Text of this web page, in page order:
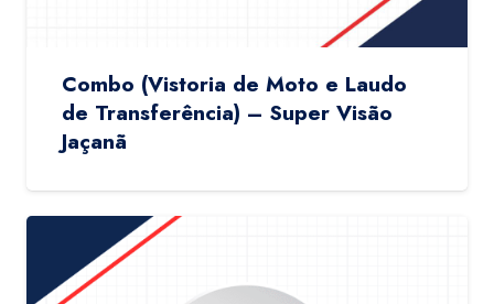
Combo (Vistoria de Moto e Laudo
de Transferência) – Super Visão
Jaçanã